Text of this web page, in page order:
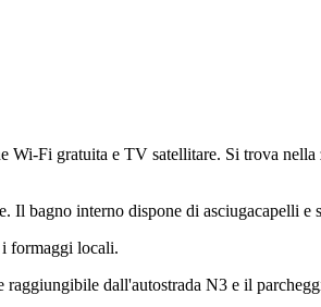
Wi-Fi gratuita e TV satellitare. Si trova
Il bagno interno dispone di asciugacapelli e
formaggi locali.
dall'autostrada N3 e il